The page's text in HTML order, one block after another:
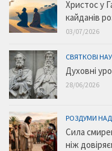
Христос у
кайданів
03/07/2026
СВЯТКОВІ
Духовні
28/06/2026
РОЗДУМИ НАД
Сила
ніж